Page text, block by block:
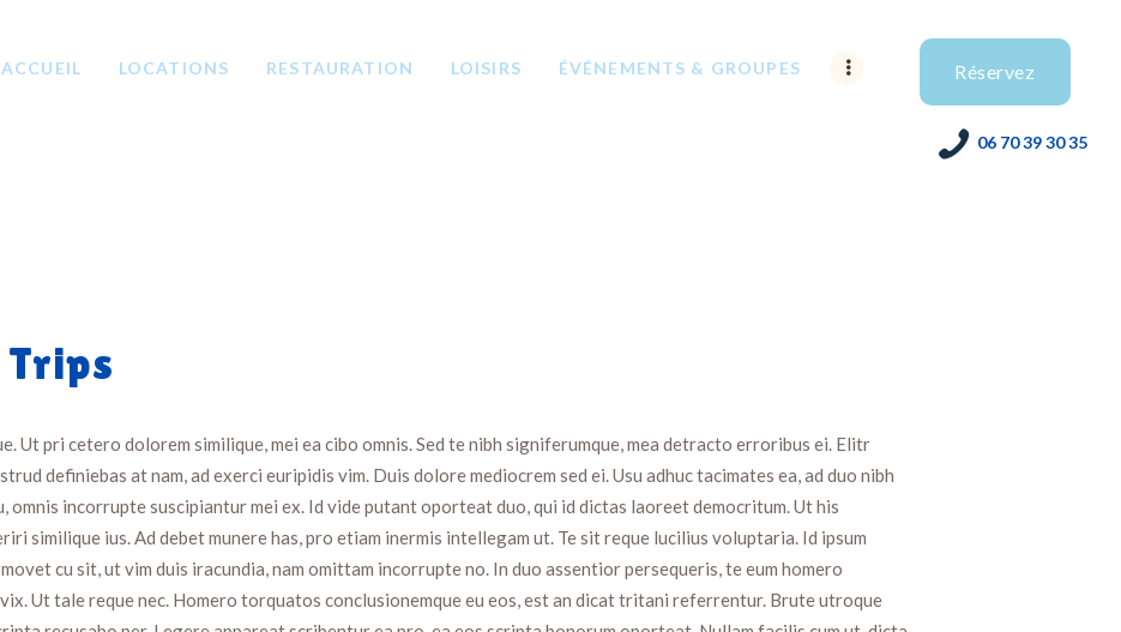
ACCUEIL LOCATIONS RESTAURATION LOISIRS ÉVÉNEMENTS & GROUPES Réservez
06 70 39 30 35
CONTACT
Ut pri cetero dolorem similique, mei ea cibo omnis. Sed te nibh signiferumque, mea detracto erroribus ei. Elitr
definiebas at nam, ad exerci euripidis vim. Duis dolore mediocrem sed ei. Usu adhuc tacimates ea, ad duo nibh
omnis incorrupte suscipiantur mei ex. Id vide putant oporteat duo, qui id dictas laoreet democritum. Ut his
similique ius. Ad debet munere has, pro etiam inermis intellegam ut. Te sit reque lucilius voluptaria. Id ipsum
cu sit, ut vim duis iracundia, nam omittam incorrupte no. In duo assentior persequeris, te eum homero
Ut tale reque nec. Homero torquatos conclusionemque eu eos, est an dicat tritani referrentur. Brute utroque